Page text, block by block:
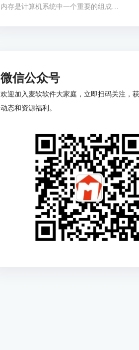
内存是计算机系统中一个重要的组成部分，其性能直接影响着整个系统的运行效率。为了更好地优化和评估内存系统的性能，人们设计了内存基准测试这一方法。内存基准测试通过设计不同的测试场景和工作负载，来模拟和衡量实际应用场景下内存的各种性能指标，从而为内存系统的优化提供依据。那AIDA64跑分可以作为内存超频依据么？为什么内存跑分低，本文向大家作简单介绍。
微信公众号
欢迎加入麦软软件大家庭，立即扫码关注，
动态和资源福利。